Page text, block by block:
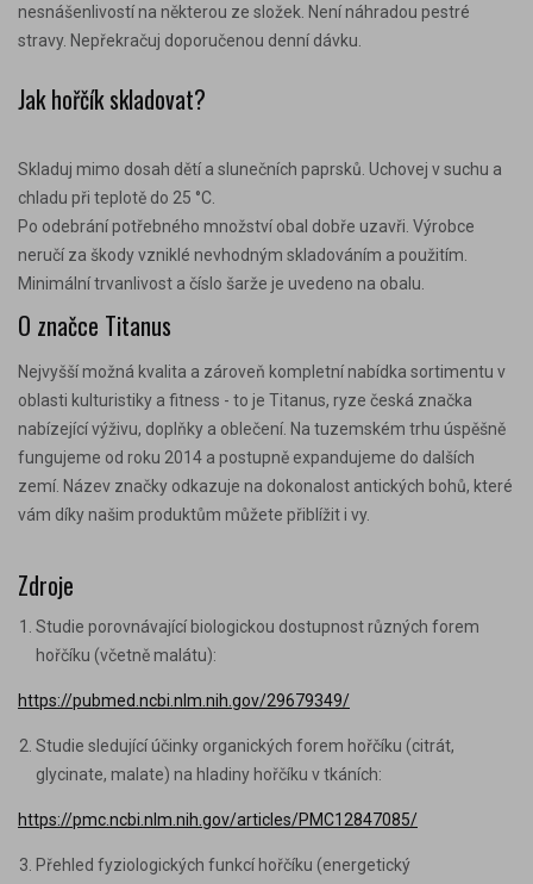
nesnášenlivostí na některou ze složek. Není náhradou pestré
stravy. Nepřekračuj doporučenou denní dávku.
Jak hořčík skladovat?
Skladuj mimo dosah dětí a slunečních paprsků. Uchovej v suchu a
chladu při teplotě do 25 °C.
Po odebrání potřebného množství obal dobře uzavři. Výrobce
neručí za škody vzniklé nevhodným skladováním a použitím.
Minimální trvanlivost a číslo šarže je uvedeno na obalu.
O značce Titanus
Nejvyšší možná kvalita a zároveň kompletní nabídka sortimentu v
oblasti kulturistiky a fitness - to je Titanus, ryze česká značka
nabízející výživu, doplňky a oblečení. Na tuzemském trhu úspěšně
fungujeme od roku 2014 a postupně expandujeme do dalších
zemí. Název značky odkazuje na dokonalost antických bohů, které
vám díky našim produktům můžete přiblížit i vy.
Zdroje
Studie porovnávající biologickou dostupnost různých forem
hořčíku (včetně malátu):
https://pubmed.ncbi.nlm.nih.gov/29679349/
Studie sledující účinky organických forem hořčíku (citrát,
glycinate, malate) na hladiny hořčíku v tkáních:
https://pmc.ncbi.nlm.nih.gov/articles/PMC12847085/
Přehled fyziologických funkcí hořčíku (energetický